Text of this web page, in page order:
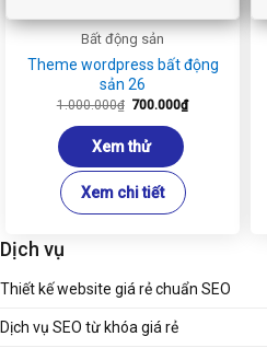
Bất động sản
Theme wordpress bất động
sản 26
1.000.000₫ Giá
là:
1.000.000₫.
700.000₫Giá
hiện
Xem thử
Xem chi tiết
Dịch vụ
Thiết kế website giá rẻ chuẩn SEO
Dịch vụ SEO từ khóa giá rẻ